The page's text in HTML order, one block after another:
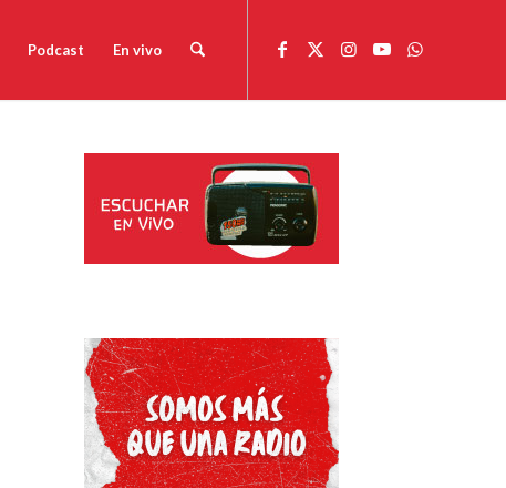
Podcast En vivo